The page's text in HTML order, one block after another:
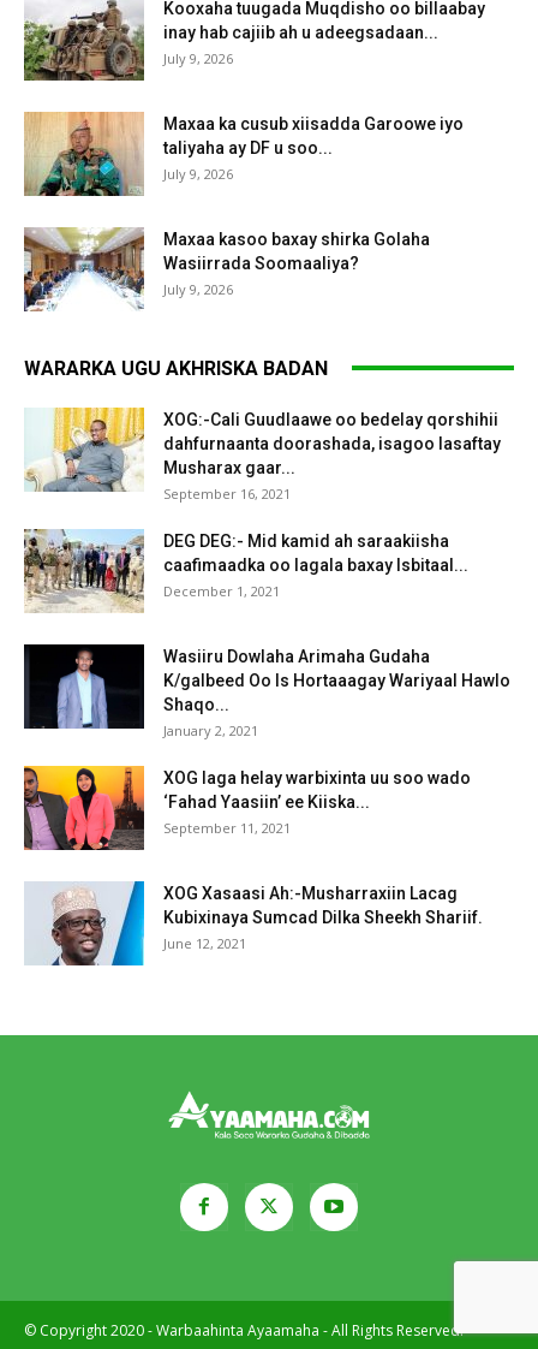
Kooxaha tuugada Muqdisho oo billaabay
inay hab cajiib ah u adeegsadaan...
July 9, 2026
Maxaa ka cusub xiisadda Garoowe iyo
taliyaha ay DF u soo...
July 9, 2026
Maxaa kasoo baxay shirka Golaha
Wasiirrada Soomaaliya?
July 9, 2026
WARARKA UGU AKHRISKA BADAN
XOG:-Cali Guudlaawe oo bedelay qorshihii
dahfurnaanta doorashada, isagoo lasaftay
Musharax gaar...
September 16, 2021
DEG DEG:- Mid kamid ah saraakiisha
caafimaadka oo lagala baxay Isbitaal...
December 1, 2021
Wasiiru Dowlaha Arimaha Gudaha
K/galbeed Oo Is Hortaaagay Wariyaal Hawlo
Shaqo...
January 2, 2021
XOG laga helay warbixinta uu soo wado
‘Fahad Yaasiin’ ee Kiiska...
September 11, 2021
XOG Xasaasi Ah:-Musharraxiin Lacag
Kubixinaya Sumcad Dilka Sheekh Shariif.
June 12, 2021
© Copyright 2020 - Warbaahinta Ayaamaha - All Rights Reserved.